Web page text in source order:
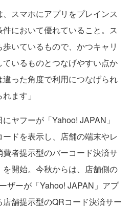
、スマホにアプリをプレインス
件において優れていること。ス
いているもので、かつキャリ
いるものとつなげやすい点か
った角度で利用につなげられ
ます」
ヤフーが「Yahoo! JAPAN」
ドを表示し、店舗の端末やレ
者提示型のバーコード決済サ
開始。今秋からは、店舗側の
ザーが「Yahoo! JAPAN」アプ
舗提示型のQRコード決済サー